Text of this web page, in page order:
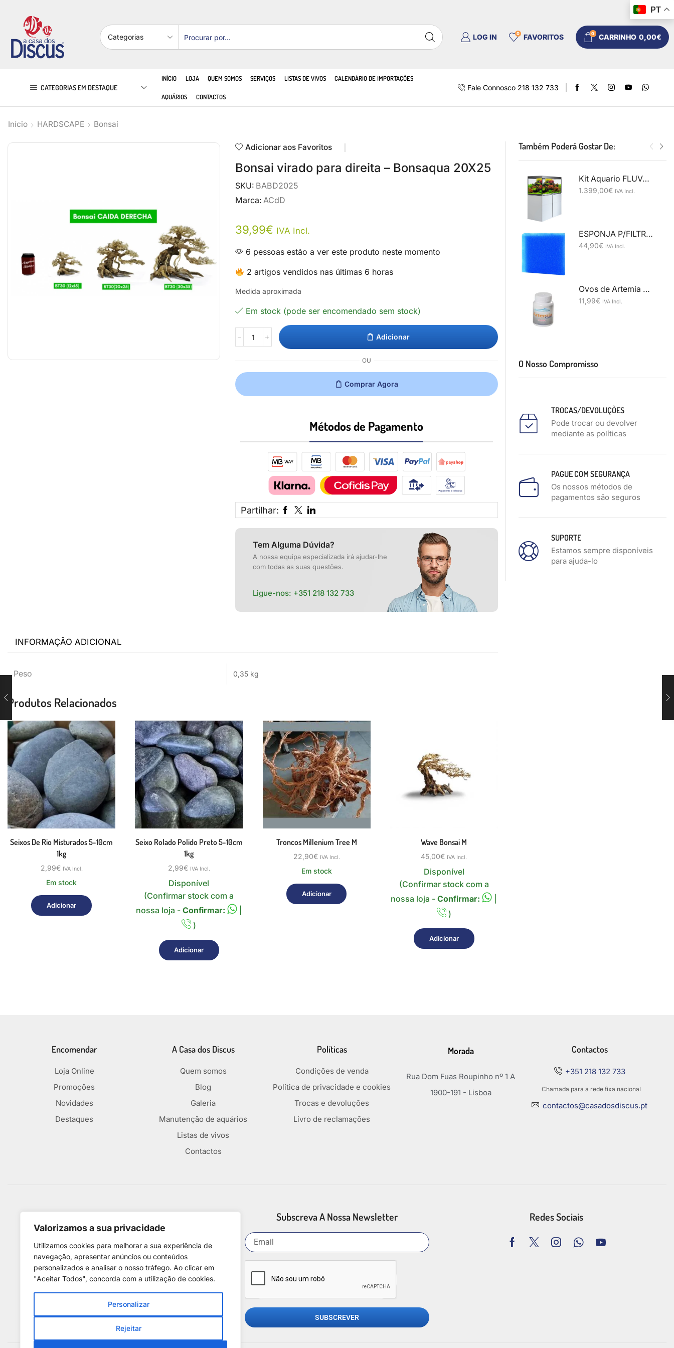
Valorizamos a sua privacidade
Utilizamos cookies para melhorar a sua experiência de
navegação, apresentar anúncios ou conteúdos
personalizados e analisar o nosso tráfego. Ao clicar em
"Aceitar Todos", concorda com a utilização de cookies.
Personalizar
Rejeitar
LOG IN 0 FAVORITOS 0 CARRINHO 0,00€
CATEGORIAS EM DESTAQUE
INÍCIO LOJA QUEM SOMOS SERVIÇOS LISTAS DE VIVOS CALENDÁRIO DE IMPORTAÇÕES
AQUÁRIOS CONTACTOS
Fale Connosco 218 132 733
Início HARDSCAPE Bonsai
Adicionar aos Favoritos
Bonsai virado para direita – Bonsaqua 20X25
SKU: BABD2025
Marca: ACdD
39,99€ IVA Incl.
6 pessoas estão a ver este produto neste momento
2 artigos vendidos nas últimas 6 horas
Medida aproximada
Em stock (pode ser encomendado sem stock)
Adicionar
OU
Comprar Agora
Métodos de Pagamento​
Partilhar:
Tem Alguma Dúvida?
A nossa equipa especializada irá ajudar-lhe
com todas as suas questões.
Ligue-nos: +351 218 132 733
INFORMAÇÃO ADICIONAL
Peso 0,35 kg
Produtos Relacionados
Seixos De Rio Misturados 5-10cm
1kg
2,99€ IVA Incl.
Em stock
Adicionar
Seixo Rolado Polido Preto 5-10cm
1kg
2,99€ IVA Incl.
Disponível
(Confirmar stock com a
nossa loja - Confirmar:
|
)
Adicionar
Troncos Millenium Tree M
22,90€ IVA Incl.
Em stock
Adicionar
Wave Bonsai M
45,00€ IVA Incl.
Disponível
(Confirmar stock com a
nossa loja -Confirmar:
)
Adicionar
Também Poderá Gostar De:
Kit Aquario FLUVAL SIENA 332L Branco
1.399,00€ IVA Incl.
ESPONJA P/FILTRO 50X50X10CM Grossa
44,90€ IVA Incl.
Ovos de Artemia Koral PROFI +90% 50gr
11,99€ IVA Incl.
O Nosso Compromisso
TROCAS/DEVOLUÇÕES
Pode trocar ou devolver
mediante as políticas
PAGUE COM SEGURANÇA
Os nossos métodos de
pagamentos são seguros
SUPORTE
Estamos sempre disponíveis
para ajuda-lo
Encomendar
Loja Online
Promoções
Novidades
Destaques
A Casa dos Discus
Quem somos
Blog
Galeria
Manutenção de aquários
Listas de vivos
Contactos
Políticas
Condições de venda
Política de privacidade e cookies
Trocas e devoluções
Livro de reclamações
Morada
Rua Dom Fuas Roupinho nº 1 A
1900-191 - Lisboa
Contactos
+351 218 132 733
Chamada para a rede fixa nacional
contactos@casadosdiscus.pt
Subscreva A Nossa Newsletter
SUBSCREVER
Redes Sociais
PT